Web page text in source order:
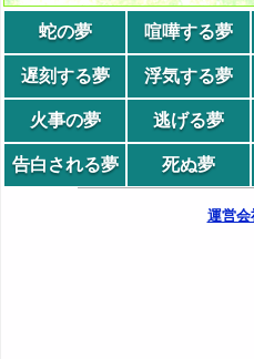
蛇の夢 喧嘩する夢
遅刻する夢 浮気する夢
火事の夢 逃げる夢
告白される夢 死ぬ夢
運営会